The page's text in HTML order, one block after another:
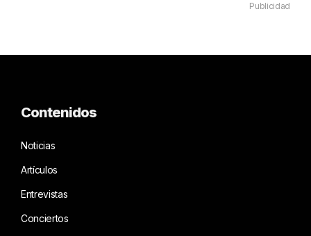
Publicidad
Contenidos
Noticias
Artículos
Entrevistas
Conciertos